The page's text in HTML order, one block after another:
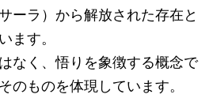
ーラ）から解放された存在と
ます。
なく、悟りを象徴する概念で
のものを体現しています。